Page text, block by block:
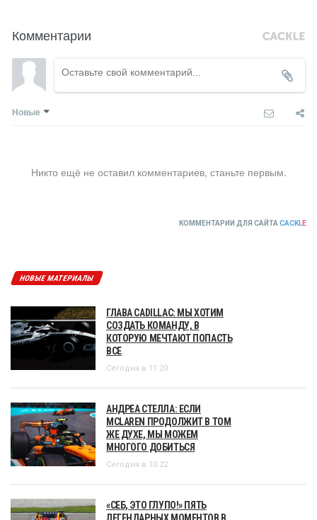
Комментарии
Новые
Никто ещё не оставил комментариев, станьте первым.
КОММЕНТАРИИ ДЛЯ САЙТА CACKLE
НОВЫЕ МАТЕРИАЛЫ
ГЛАВА CADILLAC: МЫ ХОТИМ
СОЗДАТЬ КОМАНДУ, В
КОТОРУЮ МЕЧТАЮТ ПОПАСТЬ
ВСЕ
Сегодня в 11:20
АНДРЕА СТЕЛЛА: ЕСЛИ
MCLAREN ПРОДОЛЖИТ В ТОМ
ЖЕ ДУХЕ, МЫ МОЖЕМ
МНОГОГО ДОБИТЬСЯ
Сегодня в 10:22
«СЕБ, ЭТО ГЛУПО!» ПЯТЬ